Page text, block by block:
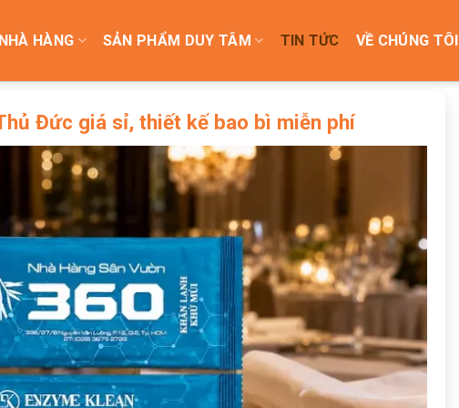
HÀNG SẢN PHẨM DUY TÂM TIN TỨC VỀ CHÚNG TÔI
Đức giá sỉ, thiết kế bao bì miễn phí